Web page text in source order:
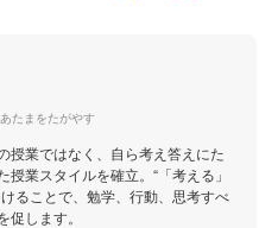
たまをたがやす
授業ではなく、自ら考え答えにた
授業スタイルを確立。“「考える」
ることで、勉学、行動、思考すべ
します。